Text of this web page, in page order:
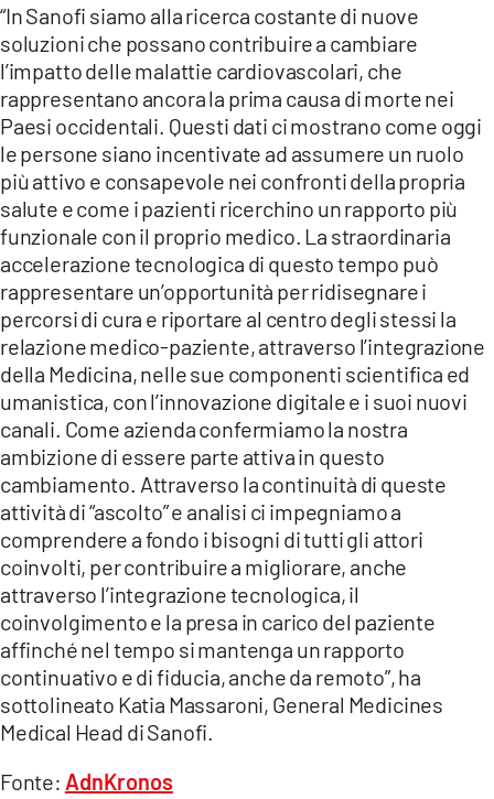
“In Sanofi siamo alla ricerca costante di nuove
soluzioni che possano contribuire a cambiare
l’impatto delle malattie cardiovascolari, che
rappresentano ancora la prima causa di morte nei
Paesi occidentali. Questi dati ci mostrano come oggi
le persone siano incentivate ad assumere un ruolo
più attivo e consapevole nei confronti della propria
salute e come i pazienti ricerchino un rapporto più
funzionale con il proprio medico. La straordinaria
accelerazione tecnologica di questo tempo può
rappresentare un’opportunità per ridisegnare i
percorsi di cura e riportare al centro degli stessi la
relazione medico-paziente, attraverso l’integrazione
della Medicina, nelle sue componenti scientifica ed
umanistica, con l’innovazione digitale e i suoi nuovi
canali. Come azienda confermiamo la nostra
ambizione di essere parte attiva in questo
cambiamento. Attraverso la continuità di queste
attività di “ascolto” e analisi ci impegniamo a
comprendere a fondo i bisogni di tutti gli attori
coinvolti, per contribuire a migliorare, anche
attraverso l’integrazione tecnologica, il
coinvolgimento e la presa in carico del paziente
affinché nel tempo si mantenga un rapporto
continuativo e di fiducia, anche da remoto”, ha
sottolineato Katia Massaroni, General Medicines
Medical Head di Sanofi.
Fonte: AdnKronos